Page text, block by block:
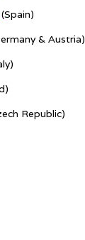
(Spain)
& Austria)
Republic)